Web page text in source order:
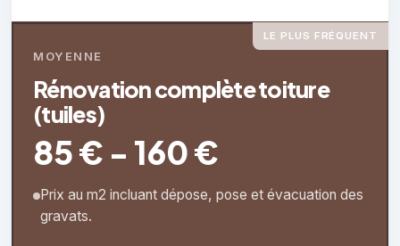
LE PLUS FRÉQUENT
MOYENNE
Rénovation complète toiture
(tuiles)
85 € - 160 €
Prix au m2 incluant dépose, pose et évacuation des
gravats.